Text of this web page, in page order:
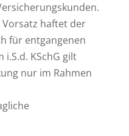
Vorsatz haftet der
für entgangenen
i.S.d. KSchG gilt
nur im Rahmen